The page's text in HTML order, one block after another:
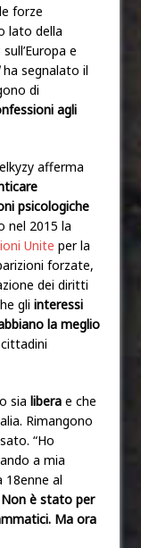
forze
lato della
e
ha segnalato il
di
agli
afferma
psicologiche
nel 2015 la
Unite per la
forzate,
dei diritti
gli interessi
la meglio
sia libera e che
Rimangono
“Ho
a mia
18enne al
Non è stato per
Ma ora